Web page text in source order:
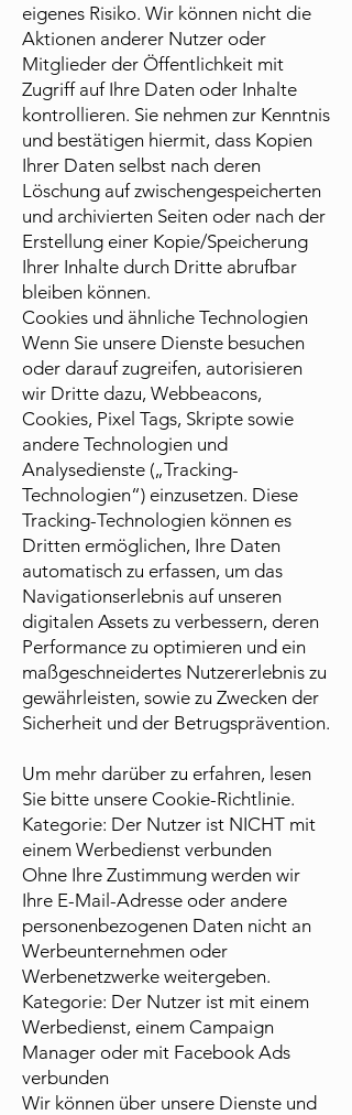
eigenes Risiko. Wir können nicht die
Aktionen anderer Nutzer oder
Mitglieder der Öffentlichkeit mit
Zugriff auf Ihre Daten oder Inhalte
kontrollieren. Sie nehmen zur Kenntnis
und bestätigen hiermit, dass Kopien
Ihrer Daten selbst nach deren
Löschung auf zwischengespeicherten
und archivierten Seiten oder nach der
Erstellung einer Kopie/Speicherung
Ihrer Inhalte durch Dritte abrufbar
bleiben können.
Cookies und ähnliche Technologien
Wenn Sie unsere Dienste besuchen
oder darauf zugreifen, autorisieren
wir Dritte dazu, Webbeacons,
Cookies, Pixel Tags, Skripte sowie
andere Technologien und
Analysedienste („Tracking-
Technologien“) einzusetzen. Diese
Tracking-Technologien können es
Dritten ermöglichen, Ihre Daten
automatisch zu erfassen, um das
Navigationserlebnis auf unseren
digitalen Assets zu verbessern, deren
Performance zu optimieren und ein
maßgeschneidertes Nutzererlebnis zu
gewährleisten, sowie zu Zwecken der
Sicherheit und der Betrugsprävention.
Um mehr darüber zu erfahren, lesen
Sie bitte unsere Cookie-Richtlinie.
Kategorie: Der Nutzer ist NICHT mit
einem Werbedienst verbunden
Ohne Ihre Zustimmung werden wir
Ihre E-Mail-Adresse oder andere
personenbezogenen Daten nicht an
Werbeunternehmen oder
Werbenetzwerke weitergeben.
Kategorie: Der Nutzer ist mit einem
Werbedienst, einem Campaign
Manager oder mit Facebook Ads
verbunden
Wir können über unsere Dienste und